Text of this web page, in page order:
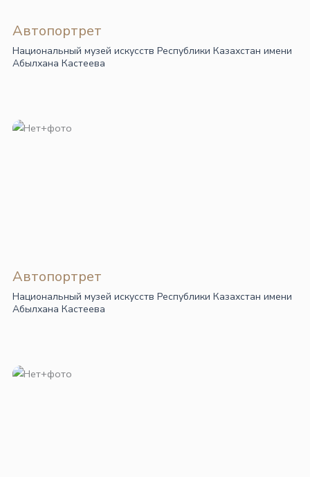
Автопортрет
Национальный музей искусств Республики Казахстан имени
Абылхана Кастеева
Автопортрет
Национальный музей искусств Республики Казахстан имени
Абылхана Кастеева